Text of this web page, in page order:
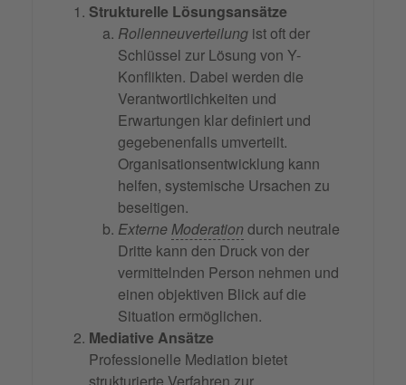
Strukturelle Lösungsansätze
Rollenneuverteilung ist oft der
Schlüssel zur Lösung von Y-
Konflikten. Dabei werden die
Verantwortlichkeiten und
Erwartungen klar definiert und
gegebenenfalls umverteilt.
Organisationsentwicklung kann
helfen, systemische Ursachen zu
beseitigen.
ExterneModeration durch neutrale
Dritte kann den Druck von der
vermittelnden Person nehmen und
einen objektiven Blick auf die
Situation ermöglichen.
Mediative Ansätze
Professionelle Mediation bietet